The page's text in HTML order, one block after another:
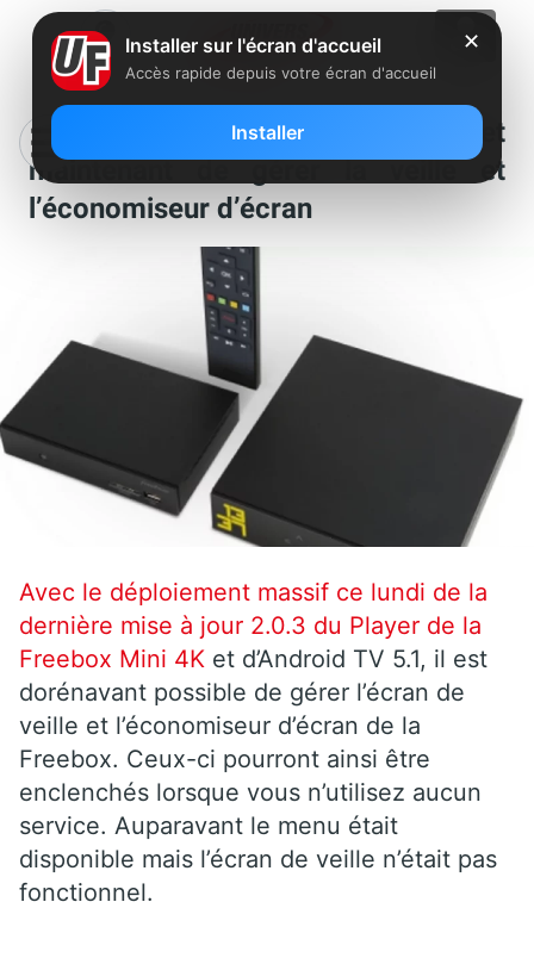
La Freebox Mini 4K permet
maintenant de gérer la veille et
l’économiseur d’écran
Avec le déploiement massif ce lundi de la
dernière mise à jour 2.0.3 du Player de la
Freebox Mini 4K et d’Android TV 5.1, il est
dorénavant possible de gérer l’écran de
veille et l’économiseur d’écran de la
Freebox. Ceux-ci pourront ainsi être
enclenchés lorsque vous n’utilisez aucun
service. Auparavant le menu était
disponible mais l’écran de veille n’était pas
fonctionnel.
✕
Installer sur l'écran d'accueil
Accès rapide depuis votre écran d'accueil
Installer